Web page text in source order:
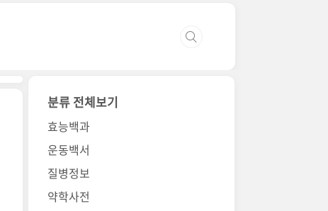
분류 전체보기
효능백과
운동백서
질병정보
약학사전